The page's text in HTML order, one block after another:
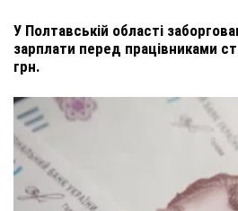
У Полтавській області
зарплати перед працівниками
грн.